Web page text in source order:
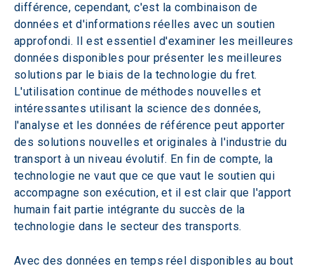
différence, cependant, c'est la combinaison de
données et d'informations réelles avec un soutien
approfondi. Il est essentiel d'examiner les meilleures
données disponibles pour présenter les meilleures
solutions par le biais de la technologie du fret.
L'utilisation continue de méthodes nouvelles et
intéressantes utilisant la science des données,
l'analyse et les données de référence peut apporter
des solutions nouvelles et originales à l'industrie du
transport à un niveau évolutif. En fin de compte, la
technologie ne vaut que ce que vaut le soutien qui
accompagne son exécution, et il est clair que l'apport
humain fait partie intégrante du succès de la
technologie dans le secteur des transports.
Avec des données en temps réel disponibles au bout